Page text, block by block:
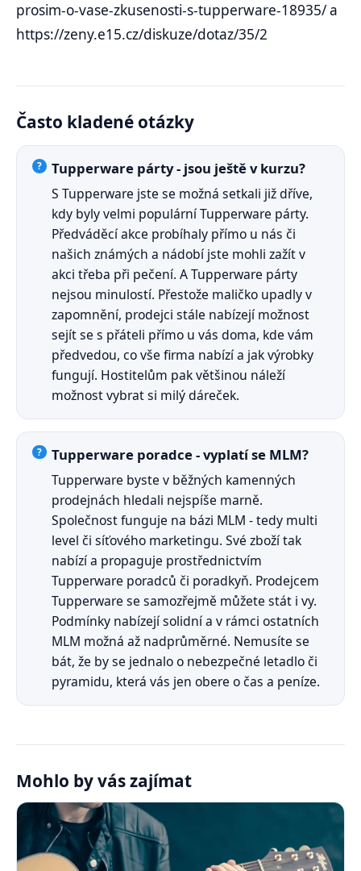
prosim-o-vase-zkusenosti-s-tupperware-18935/ a
https://zeny.e15.cz/diskuze/dotaz/35/2
Často kladené otázky
Tupperware párty - jsou ještě v kurzu?
S Tupperware jste se možná setkali již dříve,
kdy byly velmi populární Tupperware párty.
Předváděcí akce probíhaly přímo u nás či
našich známých a nádobí jste mohli zažít v
akci třeba při pečení. A Tupperware párty
nejsou minulostí. Přestože maličko upadly v
zapomnění, prodejci stále nabízejí možnost
sejít se s přáteli přímo u vás doma, kde vám
předvedou, co vše firma nabízí a jak výrobky
fungují. Hostitelům pak většinou náleží
možnost vybrat si milý dáreček.
Tupperware poradce - vyplatí se MLM?
Tupperware byste v běžných kamenných
prodejnách hledali nejspíše marně.
Společnost funguje na bázi MLM - tedy multi
level či síťového marketingu. Své zboží tak
nabízí a propaguje prostřednictvím
Tupperware poradců či poradkyň. Prodejcem
Tupperware se samozřejmě můžete stát i vy.
Podmínky nabízejí solidní a v rámci ostatních
MLM možná až nadprůměrné. Nemusíte se
bát, že by se jednalo o nebezpečné letadlo či
pyramidu, která vás jen obere o čas a peníze.
Mohlo by vás zajímat